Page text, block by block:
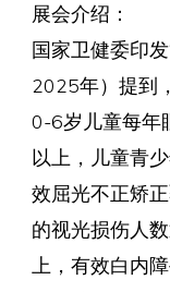
展会介绍：
国家卫健委印
2025年）提到
0-6岁儿童每年
以上，儿童青
效屈光不正矫
的视光损伤人
上，有效白内